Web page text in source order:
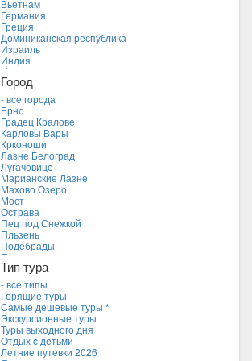
Вьетнам
Германия
Греция
Доминиканская республика
Израиль
Индия
Индонезия
Иордания
Италия
Камбоджа
Кипр
Куба
Мальдивские острова
Мальта
Новая Зеландия
Объединенные Арабские Эмираты
Перу
Россия
Таиланд
Тунис
Турция
Финляндия
Франция
Хорватия
Черногория
Чехия *
Город
- все города
Брно
Градец Кралове
Карловы Вары
Крконоши
Лазне Белоград
Лугачовице
Марианские Лазне
Махово Озеро
Мост
Острава
Пец под Снежкой
Пльзень
Подебрады
Прага
Теплице
Франтишкови Лазне
Фримбург
Ческе-Будеевице *
Чешский Крумлов
Яхимов
Тип тура
- все типы
Горящие туры
Самые дешевые туры *
Экскурсионные туры
Туры выходного дня
Отдых с детьми
Летние путевки 2026